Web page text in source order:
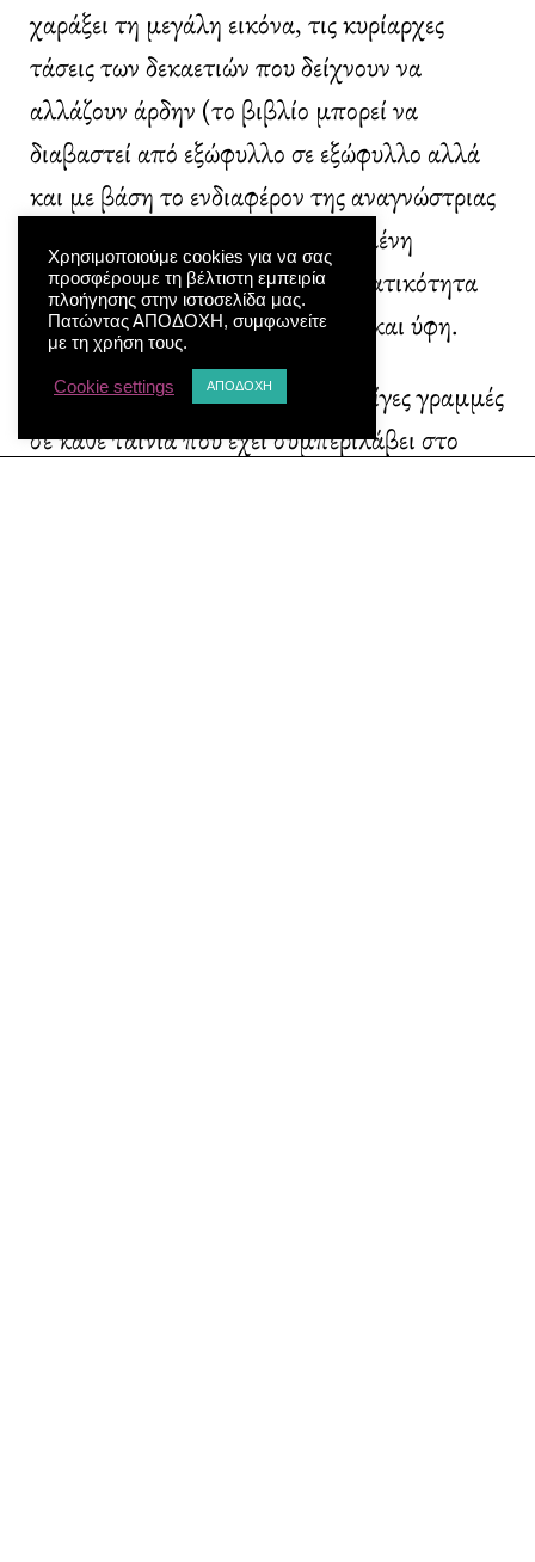
χαράξει τη μεγάλη εικόνα, τις κυρίαρχες
τάσεις των δεκαετιών που δείχνουν να
αλλάζουν άρδην (το βιβλίο μπορεί να
διαβαστεί από εξώφυλλο σε εξώφυλλο αλλά
και με βάση το ενδιαφέρον της αναγνώστριας
και του αναγνώστη για συγκεκριμένη
δεκαετία), αλλά που στην πραγματικότητα
περιέχουν σταθερές σε θεματικές και ύφη.
Ο Καραλής αφιερώνει έστω και λίγες γραμμές
σε κάθε ταινία που έχει συμπεριλάβει στο
Χρησιμοποιούμε cookies για να σας
προσφέρουμε τη βέλτιστη εμπειρία
πλοήγησης στην ιστοσελίδα μας.
Πατώντας ΑΠΟΔΟΧΗ, συμφωνείτε
με τη χρήση τους.
Cookie settings ΑΠΟΔΟΧΗ